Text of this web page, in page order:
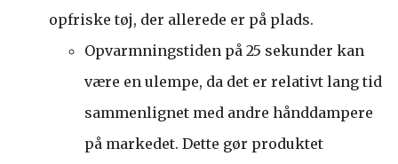
opfriske tøj, der allerede er på plads.
Opvarmningstiden på 25 sekunder kan
være en ulempe, da det er relativt lang tid
sammenlignet med andre hånddampere
på markedet. Dette gør produktet